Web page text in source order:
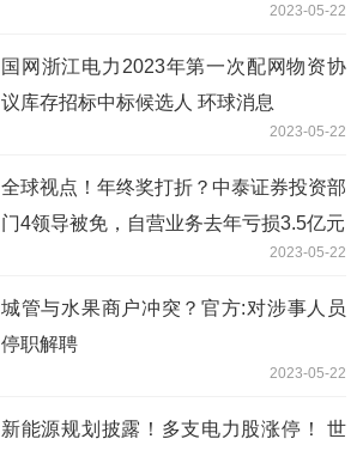
2023-05-22
国网浙江电力2023年第一次配网物资协
议库存招标中标候选人 环球消息
2023-05-22
全球视点！年终奖打折？中泰证券投资部
门4领导被免，自营业务去年亏损3.5亿元
2023-05-22
城管与水果商户冲突？官方:对涉事人员
停职解聘
2023-05-22
新能源规划披露！多支电力股涨停！ 世